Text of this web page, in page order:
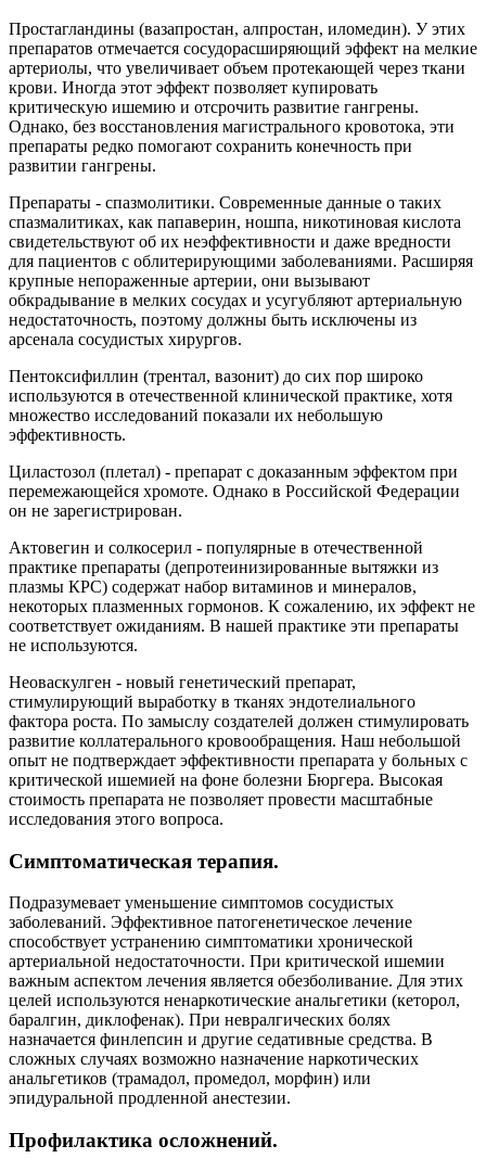
Простагландины (вазапростан, алпростан, иломедин). У этих
препаратов отмечается сосудорасширяющий эффект на мелкие
артериолы, что увеличивает объем протекающей через ткани
крови. Иногда этот эффект позволяет купировать
критическую ишемию и отсрочить развитие гангрены.
Однако, без восстановления магистрального кровотока, эти
препараты редко помогают сохранить конечность при
развитии гангрены.
Препараты - спазмолитики. Современные данные о таких
спазмалитиках, как папаверин, ношпа, никотиновая кислота
свидетельствуют об их неэффективности и даже вредности
для пациентов с облитерирующими заболеваниями. Расширяя
крупные непораженные артерии, они вызывают
обкрадывание в мелких сосудах и усугубляют артериальную
недостаточность, поэтому должны быть исключены из
арсенала сосудистых хирургов.
Пентоксифиллин (трентал, вазонит) до сих пор широко
используются в отечественной клинической практике, хотя
множество исследований показали их небольшую
эффективность.
Циластозол (плетал) - препарат с доказанным эффектом при
перемежающейся хромоте. Однако в Российской Федерации
он не зарегистрирован.
Актовегин и солкосерил - популярные в отечественной
практике препараты (депротеинизированные вытяжки из
плазмы КРС) содержат набор витаминов и минералов,
некоторых плазменных гормонов. К сожалению, их эффект не
соответствует ожиданиям. В нашей практике эти препараты
не используются.
Неоваскулген - новый генетический препарат,
стимулирующий выработку в тканях эндотелиального
фактора роста. По замыслу создателей должен стимулировать
развитие коллатерального кровообращения. Наш небольшой
опыт не подтверждает эффективности препарата у больных с
критической ишемией на фоне болезни Бюргера. Высокая
стоимость препарата не позволяет провести масштабные
исследования этого вопроса.
Симптоматическая терапия.
Подразумевает уменьшение симптомов сосудистых
заболеваний. Эффективное патогенетическое лечение
способствует устранению симптоматики хронической
артериальной недостаточности. При критической ишемии
важным аспектом лечения является обезболивание. Для этих
целей используются ненаркотические анальгетики (кеторол,
баралгин, диклофенак). При невралгических болях
назначается финлепсин и другие седативные средства. В
сложных случаях возможно назначение наркотических
анальгетиков (трамадол, промедол, морфин) или
эпидуральной продленной анестезии.
Профилактика осложнений.